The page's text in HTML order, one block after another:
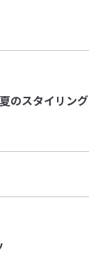
のスタイリング